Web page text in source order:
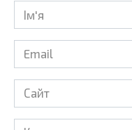
Ім'я
Email
Сайт
Коментар